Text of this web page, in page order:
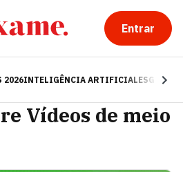
Entrar
2026INTELIGÊNCIA ARTIFICIALESG
Vídeos de meio